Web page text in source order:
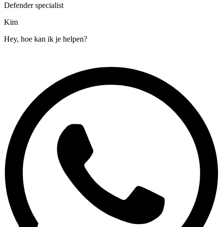
Defender specialist
Kim
Hey, hoe kan ik je helpen?